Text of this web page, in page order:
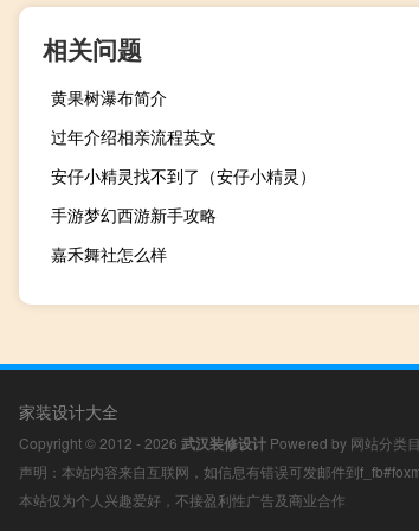
相关问题
黄果树瀑布简介
过年介绍相亲流程英文
安仔小精灵找不到了（安仔小精灵）
手游梦幻西游新手攻略
嘉禾舞社怎么样
家装设计大全
Copyright © 2012 - 2026 武汉装修设计 Powered by 网站分类
声明：本站内容来自互联网，如信息有错误可发邮件到
本站仅为个人兴趣爱好，不接盈利性广告及商业合作